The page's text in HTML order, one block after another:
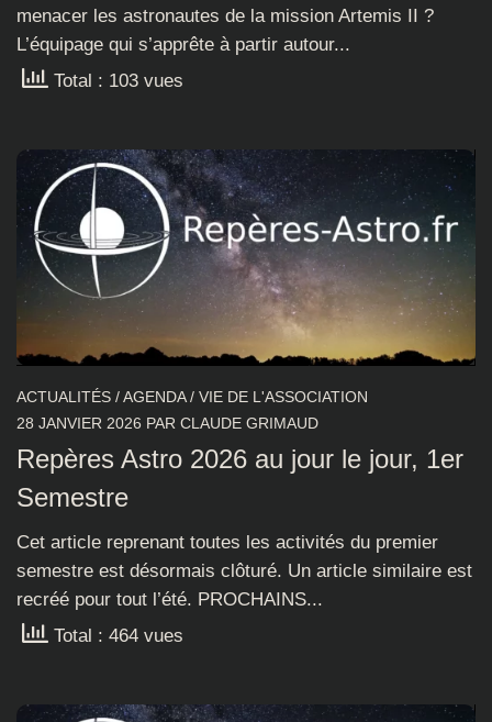
menacer les astronautes de la mission Artemis II ?
L’équipage qui s’apprête à partir autour...
Total : 103 vues
ACTUALITÉS /AGENDA/ VIE DE L'ASSOCIATION
28 JANVIER 2026 PAR CLAUDE GRIMAUD
Repères Astro 2026 au jour le jour, 1er
Semestre
Cet article reprenant toutes les activités du premier
semestre est désormais clôturé. Un article similaire est
recréé pour tout l’été. PROCHAINS...
Total : 464 vues